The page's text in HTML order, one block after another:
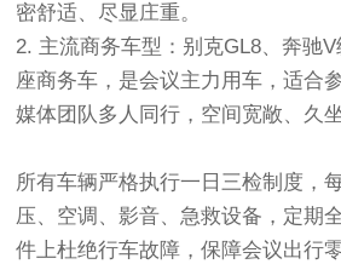
密舒适、尽显庄重。
2. 主流商务车型：别克GL8、奔驰
座商务车，是会议主力用车，适合
媒体团队多人同行，空间宽敞、久坐
所有车辆严格执行一日三检制度，
压、空调、影音、急救设备，定期
件上杜绝行车故障，保障会议出行零